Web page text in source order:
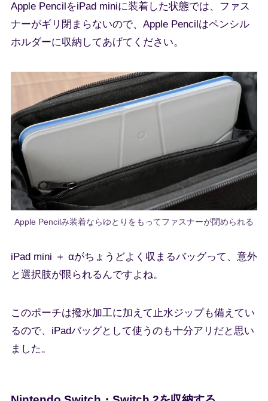
Apple PencilをiPad miniに装着した状態では、ファス
ナーがギリ閉まらないので、Apple Pencilはペンシル
ホルダーに収納してあげてください。
Apple Pencilみ装着ならゆとりをもってファスナーが閉められる
iPad mini ＋ αがちょうどよく収まるバッグって、意外
と選択肢が限られるんですよね。
このポーチは撥水加工に加えて止水ジップも備えてい
るので、iPadバッグとして使うのも十分アリだと思い
ました。